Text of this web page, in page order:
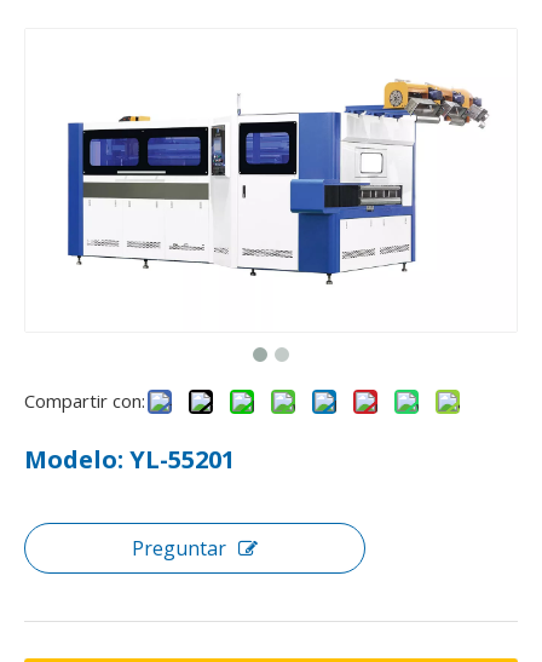
Compartir con:
Modelo: YL-55201
Preguntar